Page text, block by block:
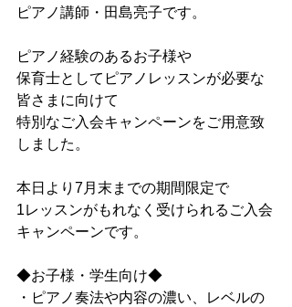
ピアノ講師・田島亮子です。
ピアノ経験のあるお子様や
保育士としてピアノレッスンが必要な
皆さまに向けて
特別なご入会キャンペーンをご用意致
しました。
本日より7月末までの期間限定で
1レッスンがもれなく受けられるご入会
キャンペーンです。
◆お子様・学生向け◆
・ピアノ奏法や内容の濃い、レベルの